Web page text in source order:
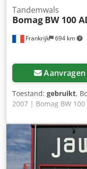
Frankrijk 694 km
Tandemwals
Bomag BW 100
Aanvragen
Toestand: gebruikt,
2007 | Bomag BW
4000 uur 📍Locatie:
uw locatie – Gebruik
transportkosten te
kopen voor EUR 8500
mogelijk voor een
van goedkeuring)*